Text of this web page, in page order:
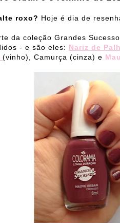
roxo? Hoje é dia de
da coleção Grandes
- e são eles: Nariz de
(vinho), Camurça (cinza) e